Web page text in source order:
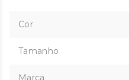
Cor
Tamanho
Marca